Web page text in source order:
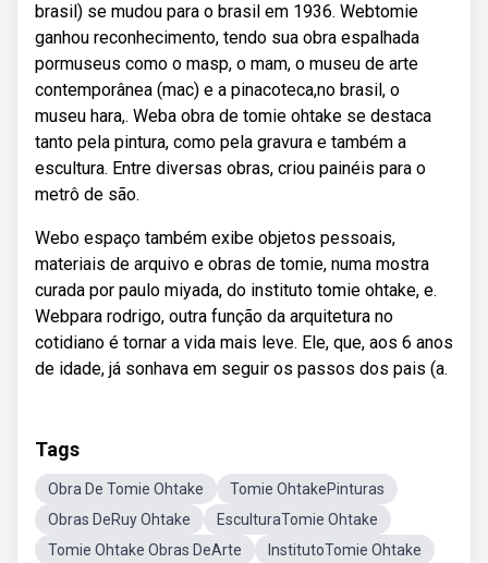
brasil) se mudou para o brasil em 1936. Webtomie
ganhou reconhecimento, tendo sua obra espalhada
pormuseus como o masp, o mam, o museu de arte
contemporânea (mac) e a pinacoteca,no brasil, o
museu hara,. Weba obra de tomie ohtake se destaca
tanto pela pintura, como pela gravura e também a
escultura. Entre diversas obras, criou painéis para o
metrô de são.
Webo espaço também exibe objetos pessoais,
materiais de arquivo e obras de tomie, numa mostra
curada por paulo miyada, do instituto tomie ohtake, e.
Webpara rodrigo, outra função da arquitetura no
cotidiano é tornar a vida mais leve. Ele, que, aos 6 anos
de idade, já sonhava em seguir os passos dos pais (a.
Tags
Obra De Tomie Ohtake
Tomie OhtakePinturas
Obras DeRuy Ohtake
EsculturaTomie Ohtake
Tomie Ohtake Obras DeArte
InstitutoTomie Ohtake